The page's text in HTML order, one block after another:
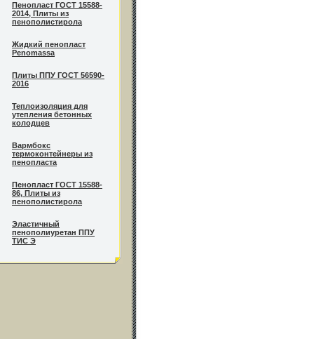
Пенопласт ГОСТ 15588-
2014, Плиты из
пенополистирола
Жидкий пенопласт
Penomassa
Плиты ППУ ГОСТ 56590-
2016
Теплоизоляция для
утепления бетонных
колодцев
Вармбокс
термоконтейнеры из
пенопласта
Пенопласт ГОСТ 15588-
86, Плиты из
пенополистирола
Эластичный
пенополиуретан ППУ
ТИС Э